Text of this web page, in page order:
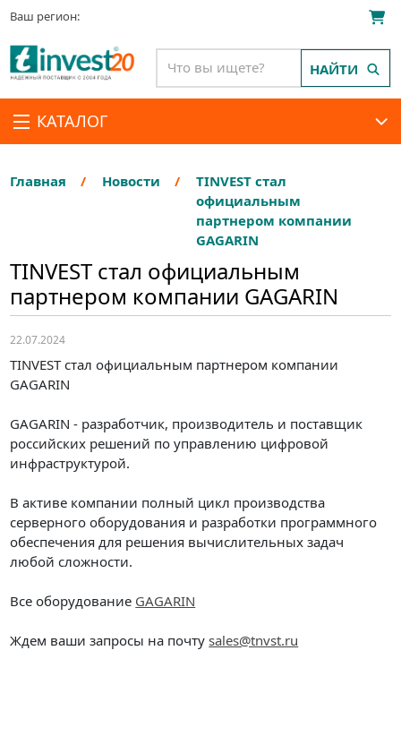
Ваш регион:
КАТАЛОГ
НАЙТИ
Главная Новости
TINVEST стал
официальным
партнером компании
GAGARIN
TINVEST стал официальным
партнером компании GAGARIN
22.07.2024
TINVEST стал официальным партнером компании
GAGARIN
GAGARIN - разработчик, производитель и поставщик
российских решений по управлению цифровой
инфраструктурой.
В активе компании полный цикл производства
серверного оборудования и разработки программного
обеспечения для решения вычислительных задач
любой сложности.
Все оборудование GAGARIN
Ждем ваши запросы на почтуsales@tnvst.ru